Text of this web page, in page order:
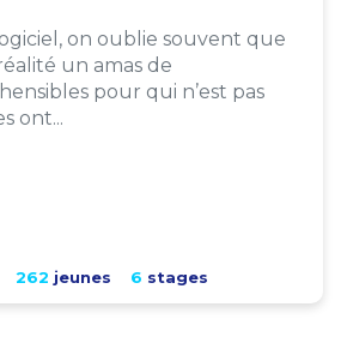
on oublie souvent que
un amas de
pour qui n’est pas
ont...
262 jeunes 6 stages